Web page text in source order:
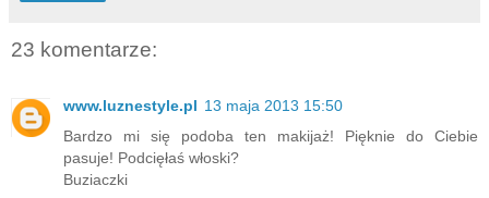
23 komentarze:
www.luznestyle.pl 13 maja 2013 15:50
Bardzo mi się podoba ten makijaż! Pięknie do Ciebie
pasuje! Podcięłaś włoski?
Buziaczki